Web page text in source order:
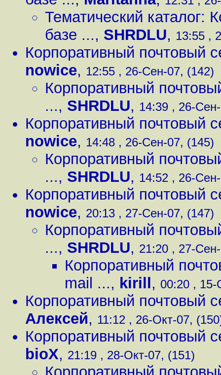
Тематический каталог:
базе ..., SHRDLU, 13:55 ,
Корпоративный почтовый
nowice, 12:55 , 26-Сен-07, (142)
Корпоративный
..., SHRDLU, 14:39 , 26-
Корпоративный почтовый
nowice, 14:48 , 26-Сен-07, (145)
Корпоративный
..., SHRDLU, 14:52 , 26-
Корпоративный почтовый
nowice, 20:13 , 27-Сен-07, (147)
Корпоративный
..., SHRDLU, 21:20 , 27-
Корпоративный
mail ..., kirill , 00:20 , 15-
Корпоративный почтовый
Алексей, 11:12 , 26-Окт-07,
Корпоративный почтовый
bioX, 21:19 , 28-Окт-07, (151)